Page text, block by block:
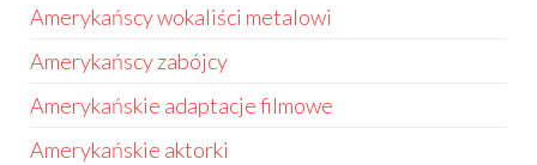
Amerykańscy wokaliści metalowi
Amerykańscy zabójcy
Amerykańskie adaptacje filmowe
Amerykańskie aktorki